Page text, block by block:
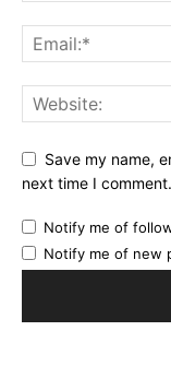
Save my name,
next time I comment.
Notify me of
Notify me of new